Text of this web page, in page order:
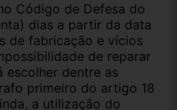
Código de Defesa do
dias a partir da data
de fabricação e vícios
de reparar
escolher dentre as
primeiro do artigo 18
a utilização do